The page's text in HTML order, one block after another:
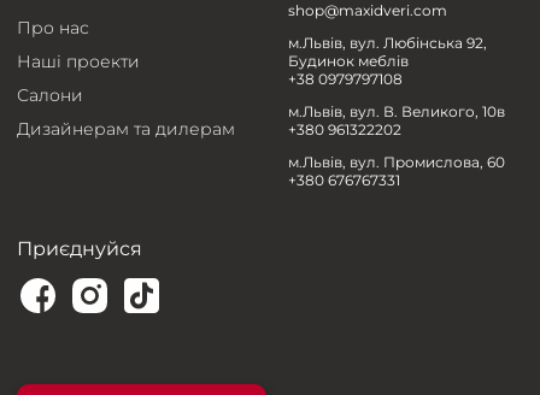
Про нас
Наші проекти
Салони
Дизайнерам та дилерам
shop@maxidveri.com
м.Львів, вул. Любінська 92,
Будинок меблів
+38 0979797108
м.Львів, вул. В. Великого, 10в
+380 961322202
м.Львів, вул. Промислова, 60
+380 676767331
Приєднуйся